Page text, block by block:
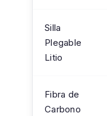
Silla
Plegable
Litio
Fibra de
Carbono